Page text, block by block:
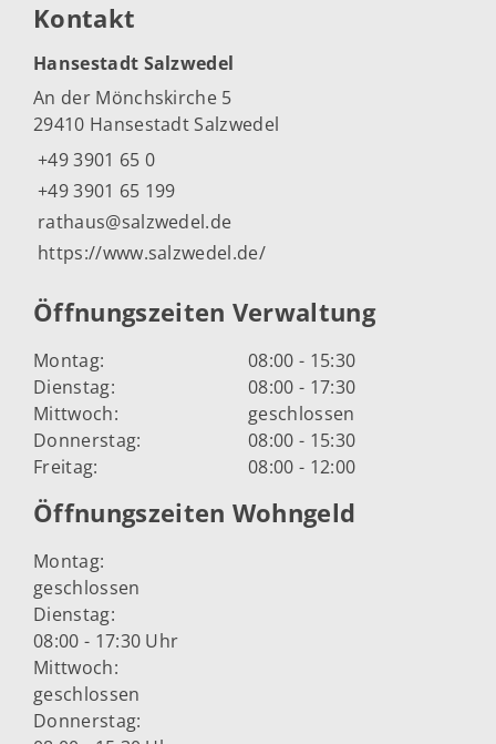
Kontakt
Hansestadt Salzwedel
An der Mönchskirche 5
29410 Hansestadt Salzwedel
+49 3901 65 0
+49 3901 65 199
rathaus@salzwedel.de
https://www.salzwedel.de/
Öffnungszeiten Verwaltung
Montag:
08:00 - 15:30
Dienstag:
08:00 - 17:30
Mittwoch:
geschlossen
Donnerstag:
08:00 - 15:30
Freitag:
08:00 - 12:00
Öffnungszeiten Wohngeld
Montag:
geschlossen
Dienstag:
08:00 - 17:30 Uhr
Mittwoch:
geschlossen
Donnerstag: